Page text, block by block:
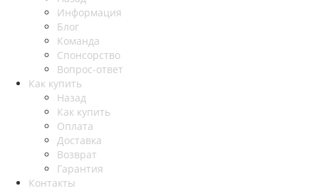
Информация
Блог
Команда
Спонсорство
Вопрос-ответ
Как купить
Назад
Как купить
Оплата
Доставка
Возврат
Гарантия
Контакты